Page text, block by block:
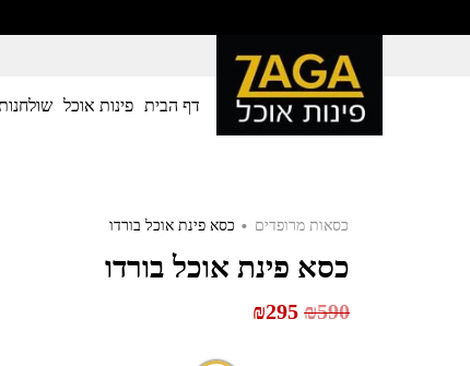
דף הבית פינות אוכל
כסאות מרופדים . כסא פינת אוכל בורדו
כסא פינת אוכל בורדו
₪590
₪295